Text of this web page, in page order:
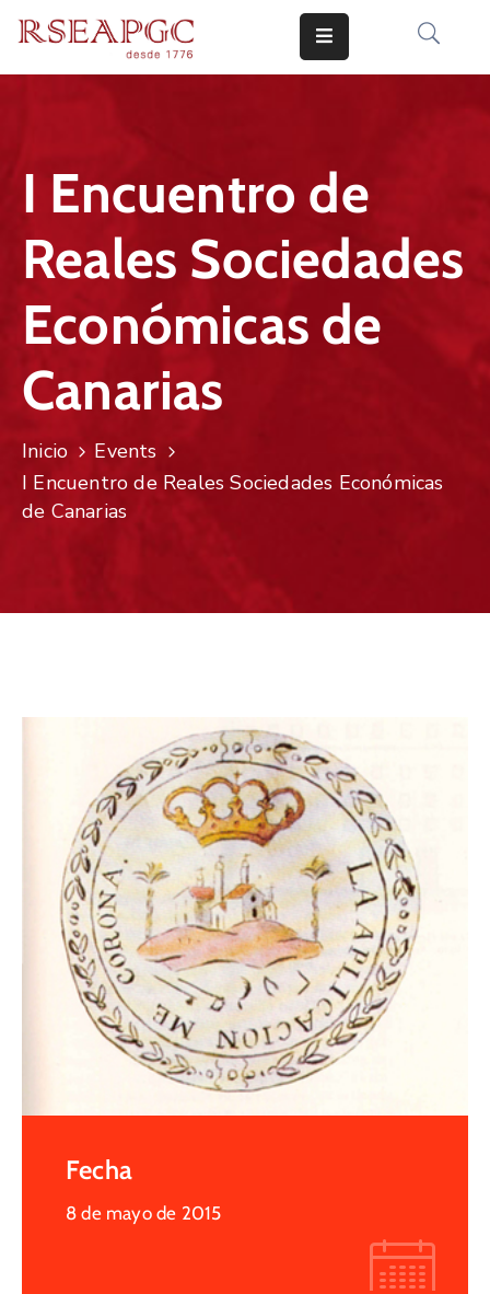
COMUNICADOS
CONOCERNOS
CONTACTO
I Encuentro de
Reales Sociedades
Económicas de
Canarias
Inicio
Events
I Encuentro de Reales Sociedades Económicas
de Canarias
Fecha
8 de mayo de 2015